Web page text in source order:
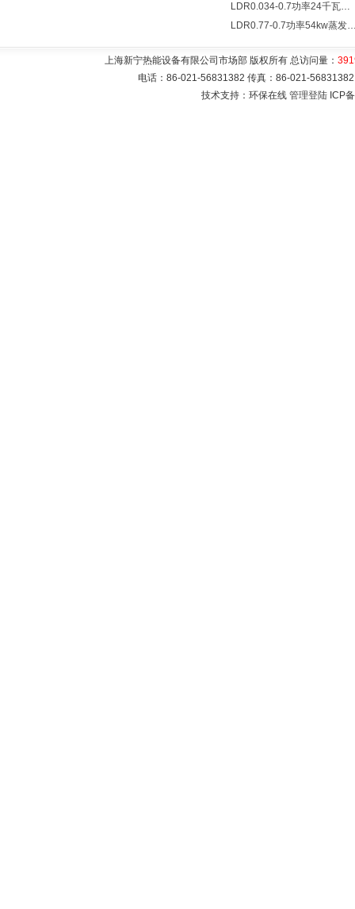
LDR0.034-0.7功率24千瓦蒸发量34公斤/小时电蒸汽锅炉
LDR0.77-0.7功率54kw蒸发量
上海新宁热能设备有限公司市场部 版权所有 总访问量：
电话：86-021-56831382 传真：86-021-
技术支持：环保在线 管理登陆 ICP